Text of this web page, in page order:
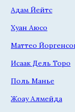
Адам Йейтс
Хуан Аюсо
Маттео
Исаак Дель Торо
Поль Манье
Жоау Алмейда